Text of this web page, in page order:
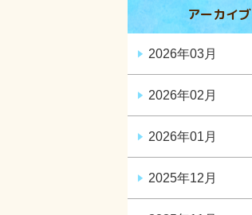
アーカイブ
2026年03月
2026年02月
2026年01月
2025年12月